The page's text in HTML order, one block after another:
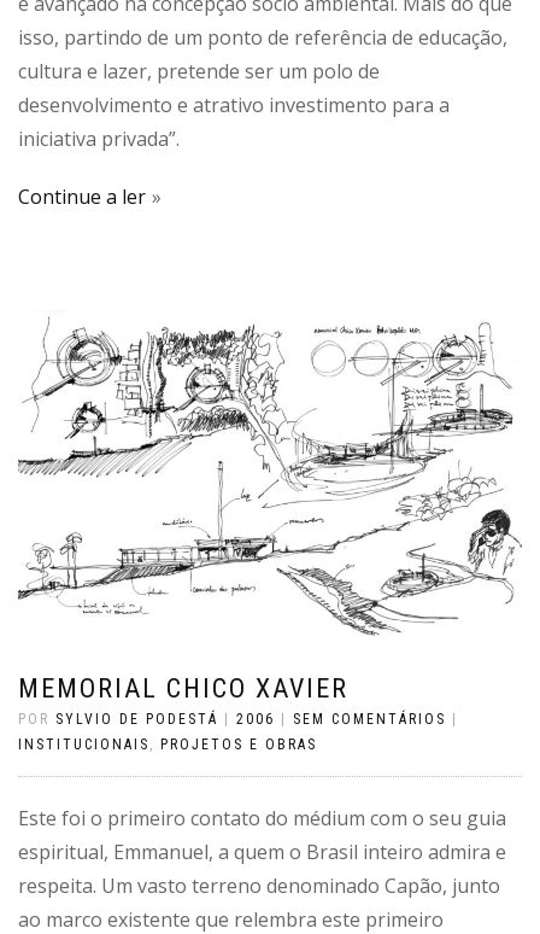
isso, partindo de um ponto de referência de educação,
cultura e lazer, pretende ser um polo de
desenvolvimento e atrativo investimento para a
iniciativa privada”.
Continue a ler
MEMORIAL CHICO XAVIER
POR SYLVIO DE PODESTÁ 2006 SEM COMENTÁRIOS
INSTITUCIONAIS , PROJETOS E OBRAS
Este foi o primeiro contato do médium com o seu guia
espiritual, Emmanuel, a quem o Brasil inteiro admira e
respeita. Um vasto terreno denominado Capão, junto
ao marco existente que relembra este primeiro